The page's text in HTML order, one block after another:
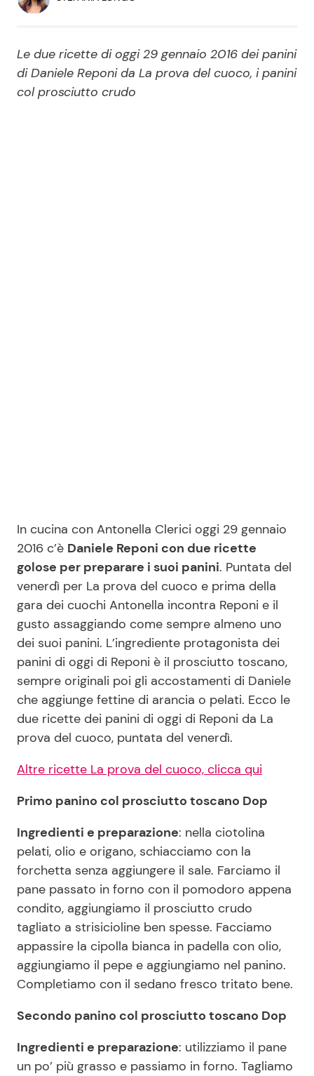
Economia
Persone Scomparse
Politica
Programmi TV
Salute
Viaggi e Turismo
Festività
Ricette Facili e Veloci
Ricette Feste
Ricette per Bambini
Seguici
Disclaimer e Privacy
Redazione
Contattaci
Pubblicità
Privacy Policy
Le due ricette di oggi 29 gennaio 2016 dei panini
di Daniele Reponi da La prova del cuoco, i panini
col prosciutto crudo
In cucina con Antonella Clerici oggi 29 gennaio
2016 c’è Daniele Reponi con due ricette
golose per preparare i suoi panini. Puntata del
venerdì per La prova del cuoco e prima della
gara dei cuochi Antonella incontra Reponi e il
gusto assaggiando come sempre almeno uno
dei suoi panini. L’ingrediente protagonista dei
panini di oggi di Reponi è il prosciutto toscano,
sempre originali poi gli accostamenti di Daniele
che aggiunge fettine di arancia o pelati. Ecco le
due ricette dei panini di oggi di Reponi da La
prova del cuoco, puntata del venerdì.
Altre ricette La prova del cuoco, clicca qui
Primo panino col prosciutto toscano Dop
Ingredienti e preparazione: nella ciotolina
pelati, olio e origano, schiacciamo con la
forchetta senza aggiungere il sale. Farciamo il
pane passato in forno con il pomodoro appena
condito, aggiungiamo il prosciutto crudo
tagliato a strisicioline ben spesse. Facciamo
appassire la cipolla bianca in padella con olio,
aggiungiamo il pepe e aggiungiamo nel panino.
Completiamo con il sedano fresco tritato bene.
Secondo panino col prosciutto toscano Dop
Ingredienti e preparazione: utilizziamo il pane
un po’ più grasso e passiamo in forno. Tagliamo